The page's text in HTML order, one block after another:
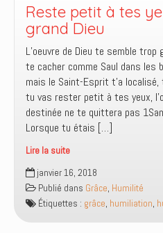
Reste petit à tes
grand Dieu
L’oeuvre de Dieu te semble
te cacher comme Saul dans les
mais le Saint-Esprit t’a
tu vas rester petit à tes yeux,
destinée ne te quittera pas
Lorsque tu étais […]
Lire la suite
Reste
petit
à
tes
janvier 16, 2018
Publié dans Grâce, Humilité
Étiquettes : grâce, humiliation,